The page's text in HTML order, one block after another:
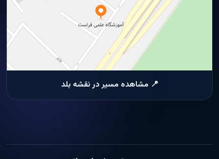
📍 مشاهده مسیر در نقشه بلد